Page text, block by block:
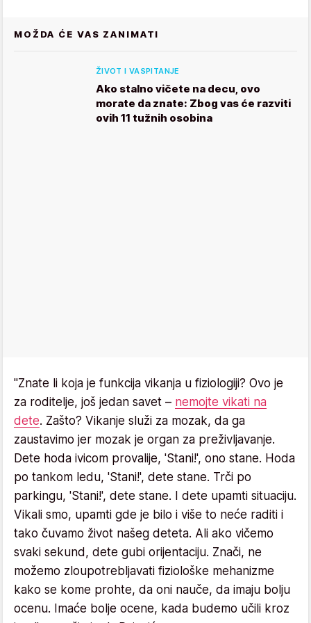
MOŽDA ĆE VAS ZANIMATI
ŽIVOT I VASPITANJE
Ako stalno vičete na decu, ovo
morate da znate: Zbog vas će razviti
ovih 11 tužnih osobina
"Znate li koja je funkcija vikanja u fiziologiji? Ovo je
za roditelje, još jedan savet – nemojte vikati na
dete. Zašto? Vikanje služi za mozak, da ga
zaustavimo jer mozak je organ za preživljavanje.
Dete hoda ivicom provalije, 'Stani!', ono stane. Hoda
po tankom ledu, 'Stani!', dete stane. Trči po
parkingu, 'Stani!', dete stane. I dete upamti situaciju.
Vikali smo, upamti gde je bilo i više to neće raditi i
tako čuvamo život našeg deteta. Ali ako vičemo
svaki sekund, dete gubi orijentaciju. Znači, ne
možemo zloupotrebljavati fiziološke mehanizme
kako se kome prohte, da oni nauče, da imaju bolju
ocenu. Imaće bolje ocene, kada budemo učili kroz